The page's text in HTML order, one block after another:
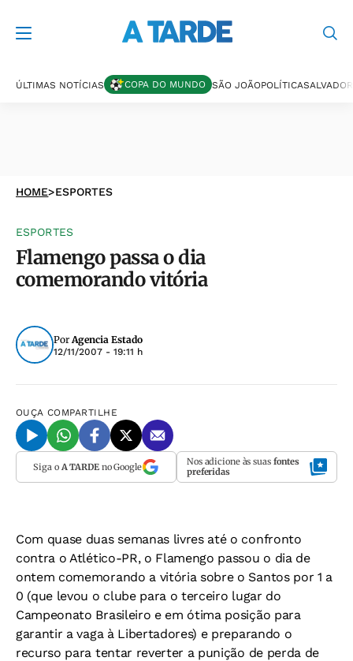
ÚLTIMAS NOTÍCIAS COPA DO MUNDO SÃO JOÃOPOLÍTICASALVADOR
HOME>ESPORTES
ESPORTES
Flamengo passa o dia
comemorando vitória
PorAgencia Estado
12/11/2007 - 19:11 h
OUÇA COMPARTILHE
Siga o A TARDEno Google Nos adicione às suas fontes
preferidas
Com quase duas semanas livres até o confronto
contra o Atlético-PR, o Flamengo passou o dia de
ontem comemorando a vitória sobre o Santos por 1 a
0 (que levou o clube para o terceiro lugar do
Campeonato Brasileiro e em ótima posição para
garantir a vaga à Libertadores) e preparando o
recurso para tentar reverter a punição de perda de